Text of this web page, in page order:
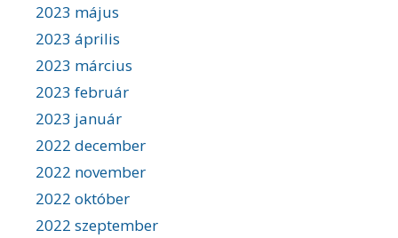
2023 május
2023 április
2023 március
2023 február
2023 január
2022 december
2022 november
2022 október
2022 szeptember